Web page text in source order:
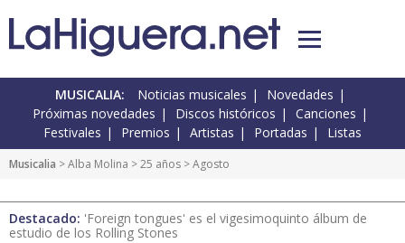
MUSICALIA: Noticias musicales
Novedades
Próximas novedades
Discos históricos
Canciones
Festivales
Premios Artistas Portadas Listas
Musicalia >Alba Molina >25 años > Agosto
Destacado: 'Foreign tongues' es el vigesimoquinto álbum de
estudio de los Rolling Stones